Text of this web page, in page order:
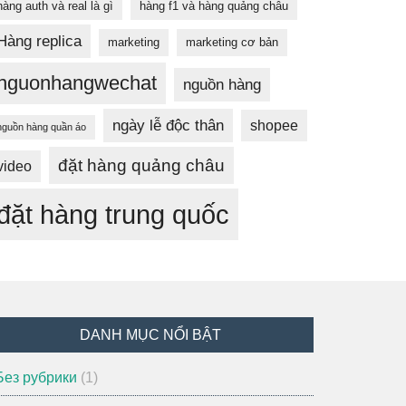
auth và real là gì hàng f1 và hàng quảng châu
replica marketing marketing cơ bản
nguồn hàng
hàng quần áo ngày lễ độc thân shopee
đặt hàng quảng châu
hàng trung quốc
DANH MỤC NỔI BẬT
рубрики (1)